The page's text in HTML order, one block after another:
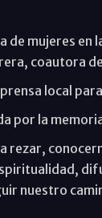
de mujeres en
coautora
local
por la
nuestro